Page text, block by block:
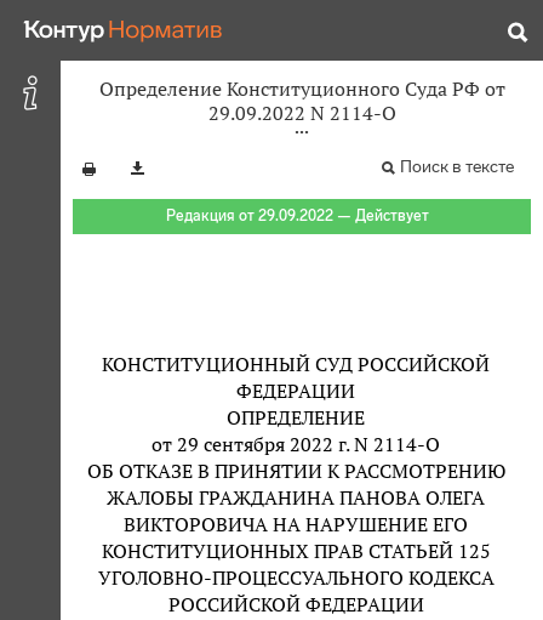
Определение Конституционного Суда РФ от
29.09.2022 N 2114-О
Поиск в тексте
Редакция от 29.09.2022 — Действует
КОНСТИТУЦИОННЫЙ СУД РОССИЙСКОЙ
ФЕДЕРАЦИИ
ОПРЕДЕЛЕНИЕ
от 29 сентября 2022 г. N 2114-О
ОБ ОТКАЗЕ В ПРИНЯТИИ К РАССМОТРЕНИЮ
ЖАЛОБЫ ГРАЖДАНИНА ПАНОВА ОЛЕГА
ВИКТОРОВИЧА НА НАРУШЕНИЕ ЕГО
КОНСТИТУЦИОННЫХ ПРАВ СТАТЬЕЙ 125
УГОЛОВНО-ПРОЦЕССУАЛЬНОГО КОДЕКСА
РОССИЙСКОЙ ФЕДЕРАЦИИ